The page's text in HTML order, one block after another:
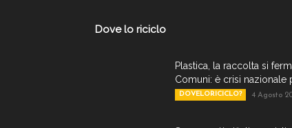
Dove lo riciclo
Plastica, la raccolta si
Comuni: è crisi nazionale
DOVELORICICLO? 4 Agosto